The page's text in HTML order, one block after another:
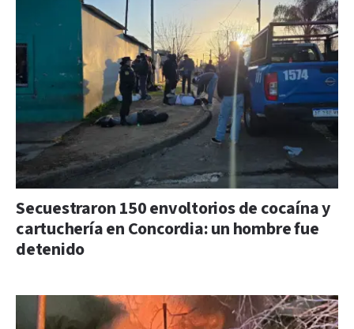
Secuestraron 150 envoltorios de cocaína y
cartuchería en Concordia: un hombre fue
detenido